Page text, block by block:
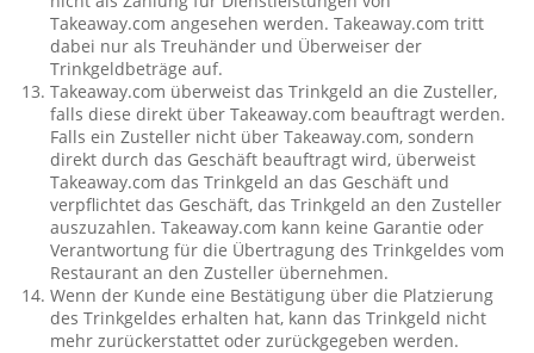
Takeaway.com angesehen werden. Takeaway.com tritt
dabei nur als Treuhänder und Überweiser der
Trinkgeldbeträge auf.
Takeaway.com überweist das Trinkgeld an die Zusteller,
falls diese direkt über Takeaway.com beauftragt werden.
Falls ein Zusteller nicht über Takeaway.com, sondern
direkt durch das Geschäft beauftragt wird, überweist
Takeaway.com das Trinkgeld an das Geschäft und
verpflichtet das Geschäft, das Trinkgeld an den Zusteller
auszuzahlen. Takeaway.com kann keine Garantie oder
Verantwortung für die Übertragung des Trinkgeldes vom
Restaurant an den Zusteller übernehmen.
Wenn der Kunde eine Bestätigung über die Platzierung
des Trinkgeldes erhalten hat, kann das Trinkgeld nicht
mehr zurückerstattet oder zurückgegeben werden.